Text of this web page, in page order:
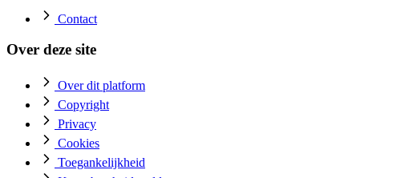
Contact
Over deze site
Over dit platform
Copyright
Privacy
Cookies
Toegankelijkheid